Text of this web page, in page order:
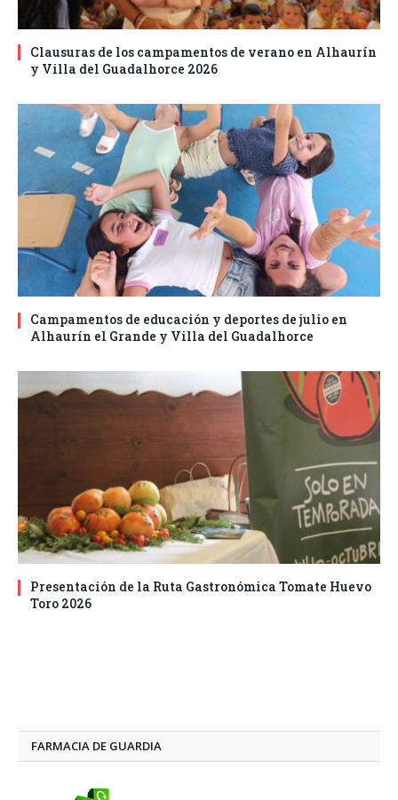
Clausuras de los campamentos de verano en Alhaurín
y Villa del Guadalhorce 2026
Campamentos de educación y deportes de julio en
Alhaurín el Grande y Villa del Guadalhorce
Presentación de la Ruta Gastronómica Tomate Huevo
Toro 2026
FARMACIA DE GUARDIA